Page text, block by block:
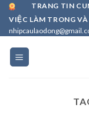
Skip
content
TRANG TIN
VIỆC LÀM TRONG